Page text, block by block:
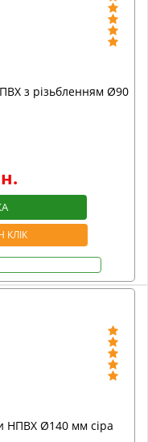
з різьбленням Ø90
КЛІК
НПВХ Ø140 мм сіра